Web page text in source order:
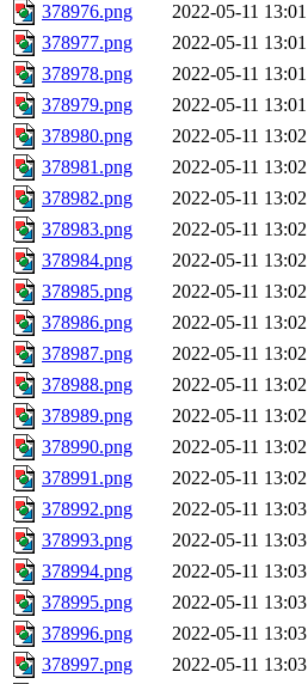
378976.png
2022-05-11 13:01
378977.png
2022-05-11 13:01
378978.png
2022-05-11 13:01
378979.png
2022-05-11 13:01
378980.png
2022-05-11 13:02
378981.png
2022-05-11 13:02
378982.png
2022-05-11 13:02
378983.png
2022-05-11 13:02
378984.png
2022-05-11 13:02
378985.png
2022-05-11 13:02
378986.png
2022-05-11 13:02
378987.png
2022-05-11 13:02
378988.png
2022-05-11 13:02
378989.png
2022-05-11 13:02
378990.png
2022-05-11 13:02
378991.png
2022-05-11 13:02
378992.png
2022-05-11 13:03
378993.png
2022-05-11 13:03
378994.png
2022-05-11 13:03
378995.png
2022-05-11 13:03
378996.png
2022-05-11 13:03
378997.png
2022-05-11 13:03